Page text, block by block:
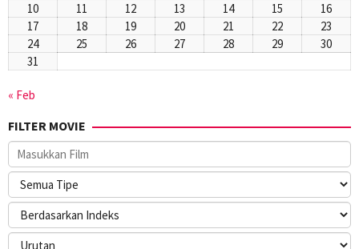
10
11 12 13 14 15
16
17
18 19 20 21 22
23
24
25 26 27 28 29
30
31
« Feb
FILTER MOVIE